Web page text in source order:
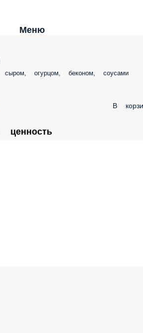
Меню
огурцом, беконом, соусами
В
ценность